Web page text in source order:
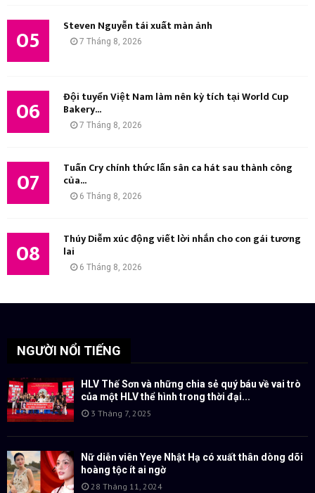
05 Steven Nguyễn tái xuất màn ảnh
7 Tháng 8, 2026
06 Đội tuyển Việt Nam làm nên kỳ tích tại World Cup
Bakery...
7 Tháng 8, 2026
07 Tuấn Cry chính thức lấn sân ca hát sau thành công
của...
6 Tháng 8, 2026
08 Thúy Diễm xúc động viết lời nhắn cho con gái tương
lai
6 Tháng 8, 2026
NGƯỜI NỔI TIẾNG
HLV Thế Sơn và những chia sẻ quý báu về vai trò
của một HLV thể hình trong thời đại...
3 Tháng 7, 2025
Nữ diễn viên Yeye Nhật Hạ có xuất thân dòng dõi
hoàng tộc ít ai ngờ
28 Tháng 11, 2024